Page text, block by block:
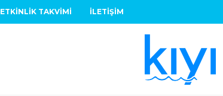
ETKINLIK TAKVIMI İLETIŞIM